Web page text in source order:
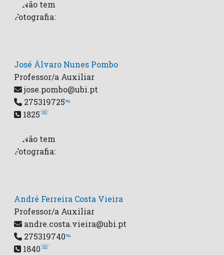
José Álvaro Nunes Pombo
Professor/a Auxiliar
jose.pombo@ubi.pt
275319725℡
1825☏
André Ferreira Costa Vieira
Professor/a Auxiliar
andre.costa.vieira@ubi.pt
275319740℡
1840☏